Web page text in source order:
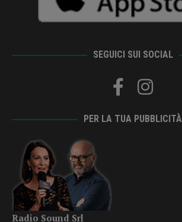
SEGUICI SUI SOCIAL
PER LA TUA PUBBLICITÀ
Radio Sound Srl